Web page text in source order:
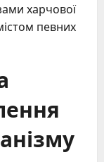
харчової
певних